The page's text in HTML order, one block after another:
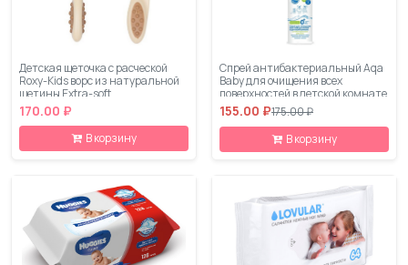
Детская щеточка с расческой
Roxy-Kids ворс из натуральной
щетины Extra-soft
170.00 ₽
В корзину
Спрей антибактериальный Aqa
Baby для очищения всех
поверхностей в детской комнате
300 мл
155.00 ₽175.00 ₽
В корзину